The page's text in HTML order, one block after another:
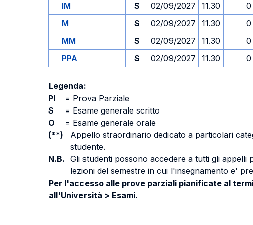
IM
S 02/09/2027 11.30 0
M
S 02/09/2027 11.30 0
MM
S 02/09/2027 11.30 0
PPA
S 02/09/2027 11.30 0
Legenda:
PI
= Prova Parziale
S
= Esame generale scritto
O
= Esame generale orale
(**)
Appello straordinario dedicato a particolari
studente.
N.B. Gli studenti possono accedere a tutti gli
lezioni del semestre in cui l'insegnamento e'
Per l'accesso alle prove parziali pianificate al
all'Università > Esami.